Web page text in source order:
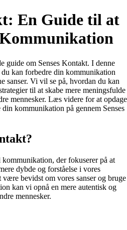
En Guide til at
guide om Senses Kontakt. I denne
kan forbedre din kommunikation
sanser. Vi vil se på, hvordan du kan
til at skabe mere meningsfulde
mennesker. Læs videre for at opdage
kommunikation på gennem Senses
der fokuserer på at
dybde og forståelse i vores
bevidst om vores sanser og bruge
kan vi opnå en mere autentisk og
mennesker.